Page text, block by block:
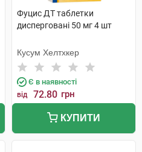
Фуцис ДТ таблетки
дисперговані 50 мг 4 шт
Кусум Хелтхкер
Є в наявності
від 72.80 грн
КУПИТИ